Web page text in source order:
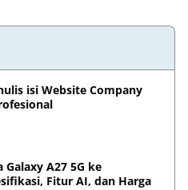
isi Website Company
Galaxy A27 5G ke
Fitur AI, dan Harga